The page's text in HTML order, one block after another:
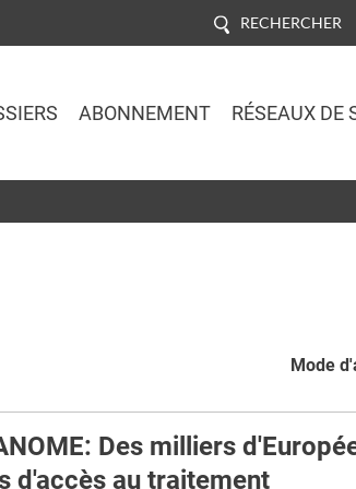
RECHERCHER
ABONNEMENT RÉSEAUX DE
Mode
Des milliers
d'accès au traitement